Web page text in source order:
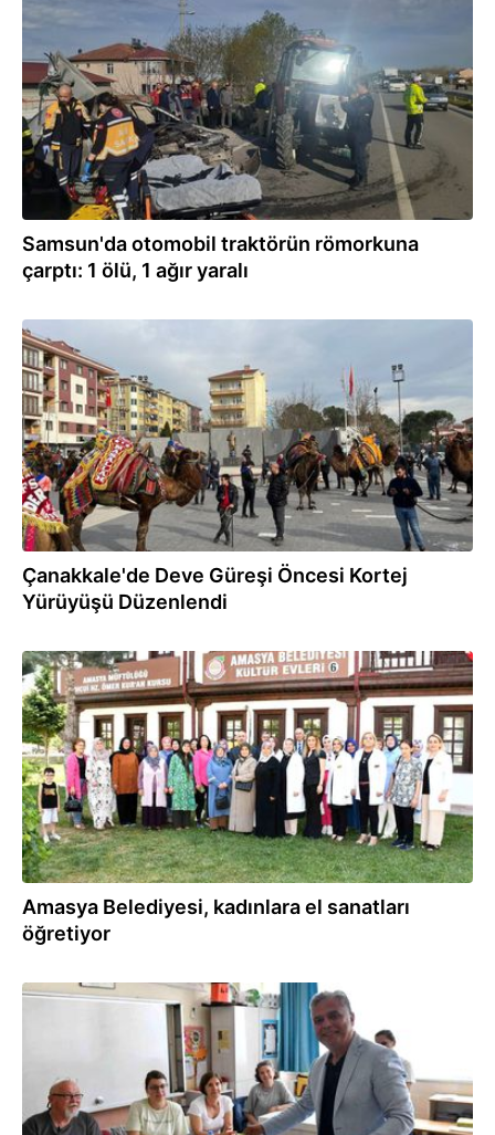
04.04.2024
Samsun'da otomobil traktörün römorkuna
çarptı: 1 ölü, 1 ağır yaralı
06.01.2024
Çanakkale'de Deve Güreşi Öncesi Kortej
Yürüyüşü Düzenlendi
25.07.2023
Amasya Belediyesi, kadınlara el sanatları
öğretiyor
14.05.2023